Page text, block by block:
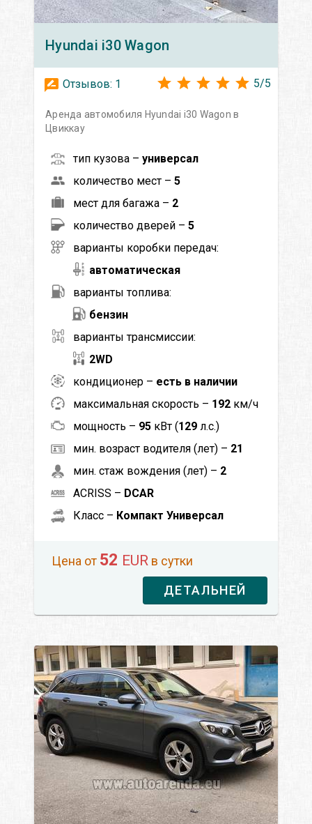
Hyundai i30 Wagon
Отзывов: 1 5/5
Аренда автомобиля Hyundai i30 Wagon в
Цвиккау
тип кузова – универсал
количество мест – 5
мест для багажа – 2
количество дверей – 5
варианты коробки передач:
автоматическая
варианты топлива:
бензин
варианты трансмиссии:
2WD
кондиционер – есть в наличии
максимальная скорость – 192 км/ч
мощность – 95 кВт (129 л.с.)
мин. возраст водителя (лет) – 21
мин. стаж вождения (лет) – 2
ACRISS – DCAR
Класс – Компакт Универсал
Цена от 52 EUR в сутки
ДЕТАЛЬНЕЙ